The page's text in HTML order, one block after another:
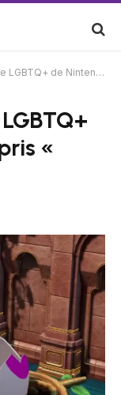
– y compris « l'icône trans » Birdo
«